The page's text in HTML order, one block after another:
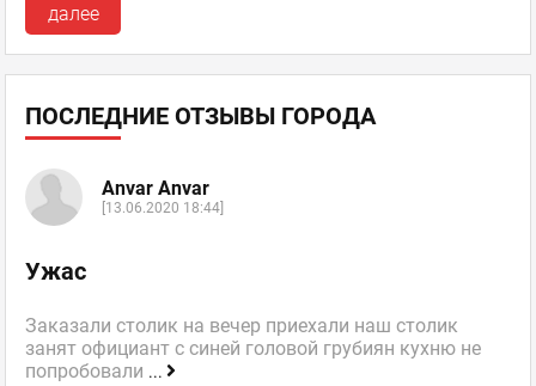
далее
ПОСЛЕДНИЕ ОТЗЫВЫ ГОРОДА
Anvar Anvar
[13.06.2020 18:44]
Ужас
Заказали столик на вечер приехали наш столик
занят официант с синей головой грубиян кухню не
попробовали ...